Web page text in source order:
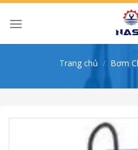
Skip
Trang chủ / Bơm